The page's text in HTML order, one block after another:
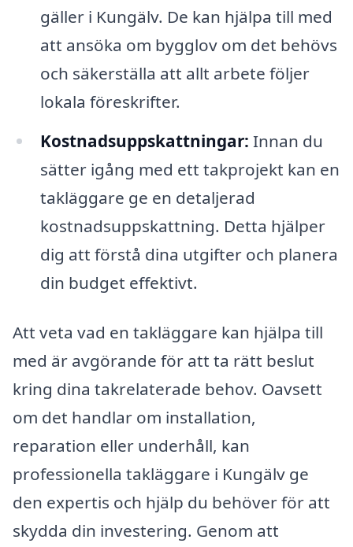
gäller i Kungälv. De kan hjälpa till med
att ansöka om bygglov om det behövs
och säkerställa att allt arbete följer
lokala föreskrifter.
Kostnadsuppskattningar: Innan du
sätter igång med ett takprojekt kan en
takläggare ge en detaljerad
kostnadsuppskattning. Detta hjälper
dig att förstå dina utgifter och planera
din budget effektivt.
Att veta vad en takläggare kan hjälpa till
med är avgörande för att ta rätt beslut
kring dina takrelaterade behov. Oavsett
om det handlar om installation,
reparation eller underhåll, kan
professionella takläggare i Kungälv ge
den expertis och hjälp du behöver för att
skydda din investering. Genom att